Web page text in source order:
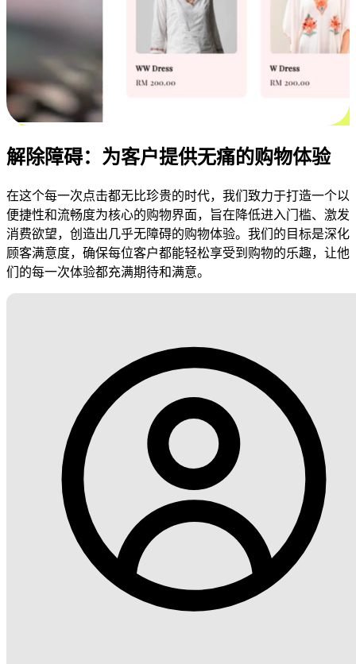
解除障碍：为客户提供无痛的购物体验
在这个每一次点击都无比珍贵的时代，我们致力于打造一个以
便捷性和流畅度为核心的购物界面，旨在降低进入门槛、激发
消费欲望，创造出几乎无障碍的购物体验。我们的目标是深化
顾客满意度，确保每位客户都能轻松享受到购物的乐趣，让他
们的每一次体验都充满期待和满意。